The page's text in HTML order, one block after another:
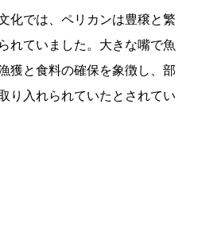
化では、ペリカンは豊穣と繁
れていました。大きな嘴で魚
獲と食料の確保を象徴し、部
り入れられていたとされてい